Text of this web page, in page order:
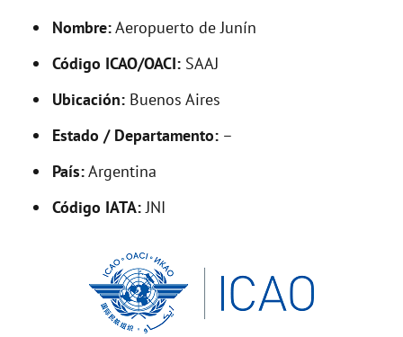
V
i
o
Nombre:Aeropuerto de Junín
Código ICAO/OACI: SAAJ
Ubicación: Buenos Aires
Estado / Departamento: –
País:Argentina
Código IATA:JNI